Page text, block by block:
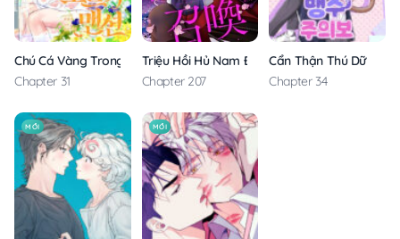
Chú Cá Vàng Trong Dinh Thự Orca
Chapter 31
Triệu Hồi Hủ Nam Đến Thế Giới Khác
Chapter 207
Cẩn Thận Thú Dữ
Chapter 34
MỚI MỚI